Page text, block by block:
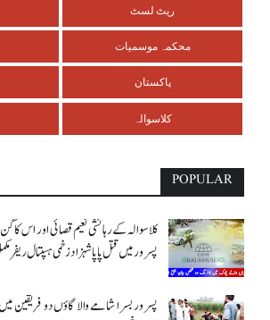
ریٹ لسٹ
محکمہ موسمیات
پاکستان
کلاسوالہ
POPULAR
کلاسوالہ کے رہائشی نعیم قصائی اور اس
پسرور میں قتل پاپا شہزاد زخمی ہسپتال ریفر
پسرور بسرا شامے والا گاؤں دو